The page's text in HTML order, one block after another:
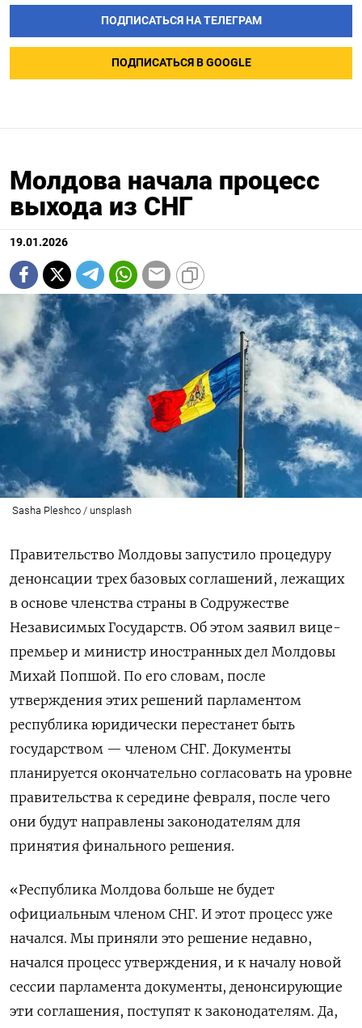
ПОДПИСАТЬСЯ НА ТЕЛЕГРАМ
ПОДПИСАТЬСЯ В GOOGLE
Молдова начала процесс
выхода из СНГ
19.01.2026
Sasha Pleshco / unsplash
Правительство Молдовы запустило процедуру
денонсации трех базовых соглашений, лежащих
в основе членства страны в Содружестве
Независимых Государств. Об этом заявил вице-
премьер и министр иностранных дел Молдовы
Михай Попшой. По его словам, после
утверждения этих решений парламентом
республика юридически перестанет быть
государством — членом СНГ. Документы
планируется окончательно согласовать на уровне
правительства к середине февраля, после чего
они будут направлены законодателям для
принятия финального решения.
«Республика Молдова больше не будет
официальным членом СНГ. И этот процесс уже
начался. Мы приняли это решение недавно,
начался процесс утверждения, и к началу новой
сессии парламента документы, денонсирующие
эти соглашения, поступят к законодателям. Да,